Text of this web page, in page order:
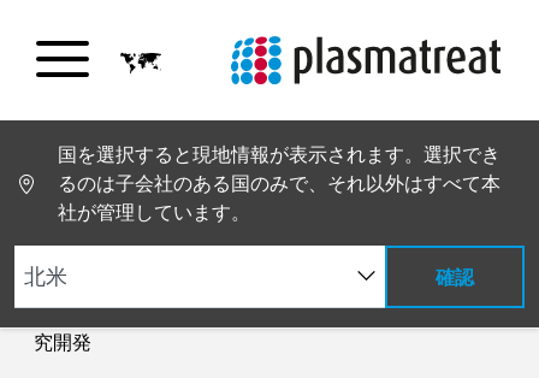
国を選択すると現地情報が表示されます。選択でき
るのは子会社のある国のみで、それ以外はすべて本
社が管理しています。
確認
PT トップページ
サステナビリティと技術革新
研
究開発